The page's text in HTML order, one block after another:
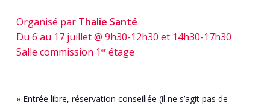
Organisé par Thalie Santé
Du 6 au 17 juillet @ 9h30-12h30 et 14h30-17h30
Salle commission 1 erétage
» Entrée libre, réservation conseillée (il ne s’agit pas de